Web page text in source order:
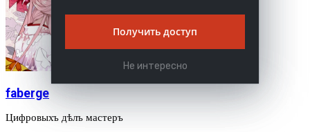
faberge
Цифровыхъ дѣлъ мастеръ
Получить доступ
Не интересно